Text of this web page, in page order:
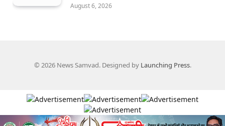
August 6, 2026
© 2026 News Samvad. Designed by Launching Press.